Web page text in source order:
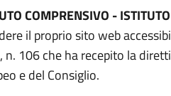
COMPRENSIVO -
il proprio sito web
n. 106 che ha recepito la
e del Consiglio.